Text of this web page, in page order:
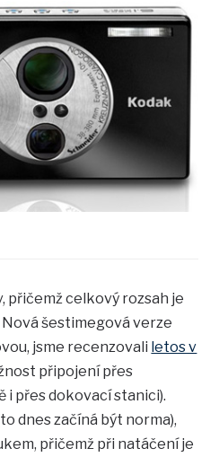
přičemž celkový rozsah je
šestimegová verze
jsme recenzovali letos v
připojení přes
i přes dokovací stanici).
dnes začíná být norma),
přičemž při natáčení je